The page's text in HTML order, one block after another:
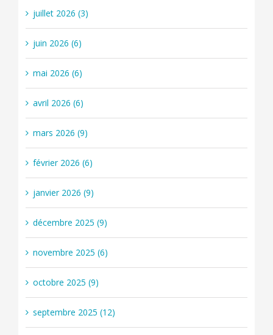
juillet 2026 (3)
juin 2026 (6)
mai 2026 (6)
avril 2026 (6)
mars 2026 (9)
février 2026 (6)
janvier 2026 (9)
décembre 2025 (9)
novembre 2025 (6)
octobre 2025 (9)
septembre 2025 (12)